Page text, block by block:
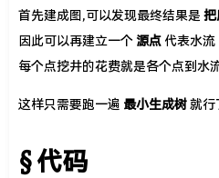
首先建成图,可以发现最终结果是 把
因此可以再建立一个 源点 代表水流
每个点挖井的花费就是各个点到水
这样只需要跑一遍 最小生成树就行
代码